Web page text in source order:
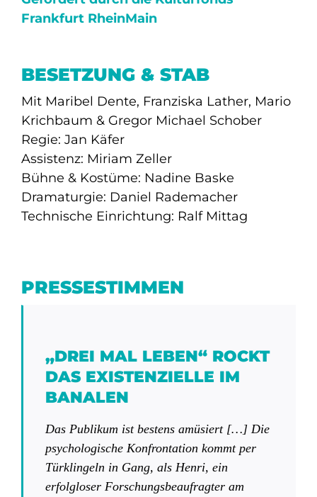
Frankfurt RheinMain
BESETZUNG & STAB
Mit Maribel Dente, Franziska Lather, Mario
Krichbaum & Gregor Michael Schober
Regie: Jan Käfer
Assistenz: Miriam Zeller
Bühne & Kostüme: Nadine Baske
Dramaturgie: Daniel Rademacher
Technische Einrichtung: Ralf Mittag
PRESSESTIMMEN
„DREI MAL LEBEN“ ROCKT
DAS EXISTENZIELLE IM
BANALEN
Das Publikum ist bestens amüsiert […] Die
psychologische Konfrontation kommt per
Türklingeln in Gang, als Henri, ein
erfolgloser Forschungsbeaufragter am